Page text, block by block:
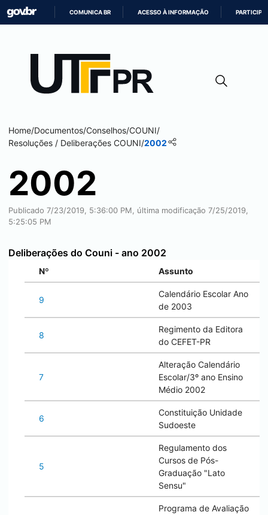
CONTEÚDO
COMUNICA BR ACESSO À INFORMAÇÃO PARTICIPE
Home/Documentos/Conselhos/COUNI/
Resoluções / Deliberações COUNI/2002
2002
Publicado 7/23/2019, 5:36:00 PM, última modificação 7/25/2019,
5:25:05 PM
Deliberações do Couni - ano 2002
Nº Assunto
9
Calendário Escolar Ano
de 2003
8
Regimento da Editora
do CEFET-PR
7
Alteração Calendário
Escolar/3º ano Ensino
Médio 2002
6
Constituição Unidade
Sudoeste
5
Regulamento dos
Cursos de Pós-
Graduação "Lato
Sensu"
Programa de Avaliação